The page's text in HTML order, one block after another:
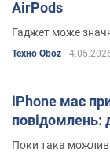
AirPods
Гаджет може
Техно Oboz
iPhone має
повідомлень:
Поки така